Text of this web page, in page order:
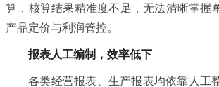
算，核算结果精准度不足，无法清晰掌握
产品定价与利润管控。
报表人工编制，效率低下
各类经营报表、生产报表均依靠人工